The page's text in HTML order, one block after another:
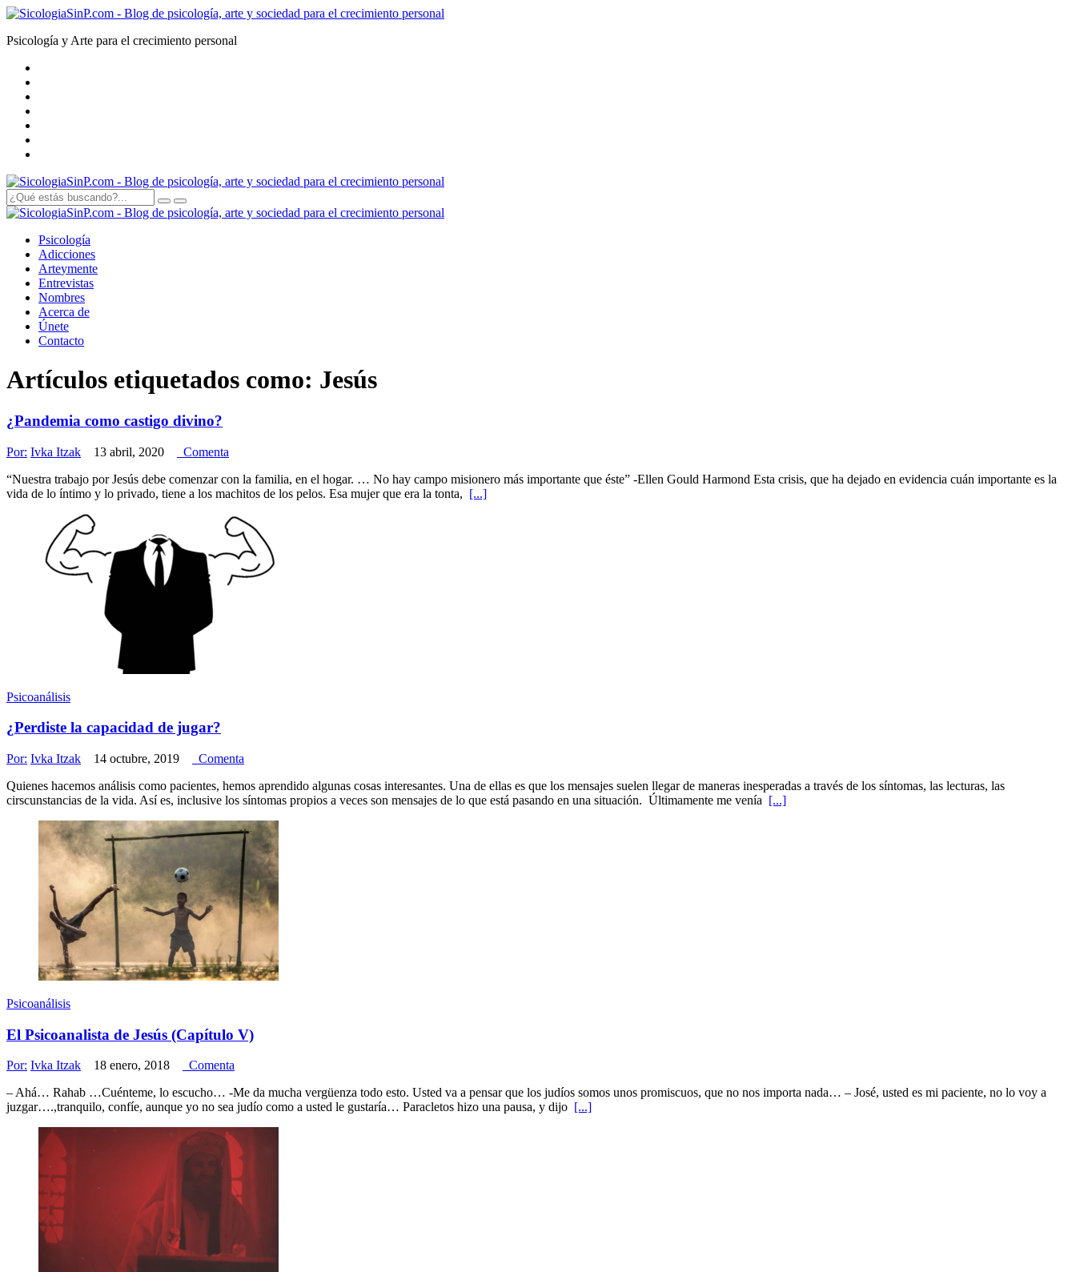
Psicología y Arte para el crecimiento personal
Psicología
Adicciones
Arteymente
Entrevistas
Nombres
Acerca de
Únete
Contacto
Artículos etiquetados como: Jesús
¿Pandemia como castigo divino?
Por: Ivka Itzak 13 abril, 2020
Comenta
“Nuestra trabajo por Jesús debe comenzar con la familia, en el hogar. … No hay campo misionero más importante que éste” -Ellen Gould Harmond Esta crisis, que ha dejado en evidencia cuán importante es la
vida de lo íntimo y lo privado, tiene a los machitos de los pelos. Esa mujer que era la tonta, [...]
Psicoanálisis
¿Perdiste la capacidad de jugar?
Por: Ivka Itzak 14 octubre, 2019
Comenta
Quienes hacemos análisis como pacientes, hemos aprendido algunas cosas interesantes. Una de ellas es que los mensajes suelen llegar de maneras inesperadas a través de los síntomas, las lecturas, las
cirscunstancias de la vida. Así es, inclusive los síntomas propios a veces son mensajes de lo que está pasando en una situación. Últimamente me venía [...]
Psicoanálisis
El Psicoanalista de Jesús (Capítulo V)
Por: Ivka Itzak 18 enero, 2018
Comenta
– Ahá… Rahab …Cuénteme, lo escucho… -Me da mucha vergüenza todo esto. Usted va a pensar que los judíos somos unos promiscuos, que no nos importa nada… – José, usted es mi paciente, no lo voy a
juzgar….,tranquilo, confíe, aunque yo no sea judío como a usted le gustaría… Paracletos hizo una pausa, y dijo [...]